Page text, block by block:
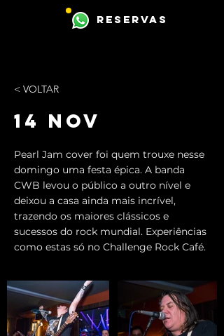
reservas
< VOLTAR
14 NOV
Pearl Jam cover foi quem trouxe nesse
domingo uma festa épica. A banda
CWB levou o público a outro nível e
deixou a casa ainda mais incrível,
trazendo os maiores clássicos e
sucessos do rock mundial. Experiências
como estas só no Challenge Rock Café.